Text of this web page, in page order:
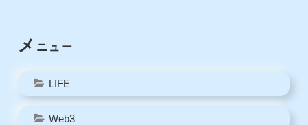
メ ニュー
LIFE
Web3